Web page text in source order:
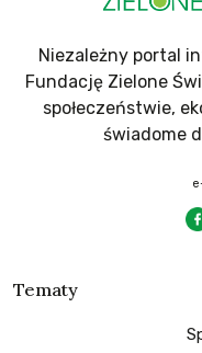
Niezależny portal
Fundację Zielone
społeczeństwie,
świadome
Tematy